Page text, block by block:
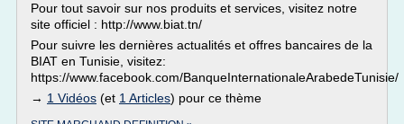
Pour tout savoir sur nos produits et services, visitez notre
site officiel : http://www.biat.tn/
Pour suivre les dernières actualités et offres bancaires de la
BIAT en Tunisie, visitez:
https://www.facebook.com/BanqueInternationaleArabedeTunisie/
→ 1 Vidéos (et 1 Articles) pour ce thème